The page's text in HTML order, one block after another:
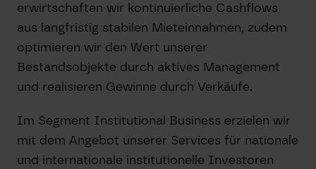
erwirtschaften wir kontinuierliche Cashflows
aus langfristig stabilen Mieteinnahmen, zudem
optimieren wir den Wert unserer
Bestandsobjekte durch aktives Management
und realisieren Gewinne durch Verkäufe.
Im Segment Institutional Business erzielen wir
mit dem Angebot unserer Services für nationale
und internationale institutionelle Investoren